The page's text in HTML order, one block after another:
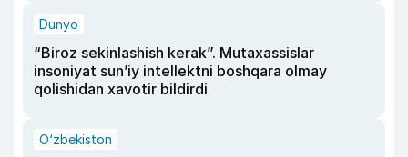
Dunyo
“Biroz sekinlashish kerak”. Mutaxassislar
insoniyat sun’iy intellektni boshqara olmay
qolishidan xavotir bildirdi
O‘zbekiston